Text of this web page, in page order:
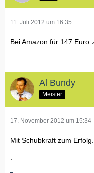
11. Juli 2012 um 16:35
Bei Amazon für 147 Euro
Al Bundy
Meister
17. November 2012 um 15:34
Mit Schubkraft zum Erfolg.